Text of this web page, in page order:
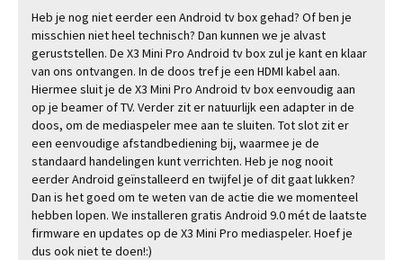
Heb je nog niet eerder een Android tv box gehad? Of ben je
misschien niet heel technisch? Dan kunnen we je alvast
geruststellen. De X3 Mini Pro Android tv box zul je kant en klaar
van ons ontvangen. In de doos tref je een HDMI kabel aan.
Hiermee sluit je de X3 Mini Pro Android tv box eenvoudig aan
op je beamer of TV. Verder zit er natuurlijk een adapter in de
doos, om de mediaspeler mee aan te sluiten. Tot slot zit er
een eenvoudige afstandbediening bij, waarmee je de
standaard handelingen kunt verrichten. Heb je nog nooit
eerder Android geïnstalleerd en twijfel je of dit gaat lukken?
Dan is het goed om te weten van de actie die we momenteel
hebben lopen. We installeren gratis Android 9.0 mét de laatste
firmware en updates op de X3 Mini Pro mediaspeler. Hoef je
dus ook niet te doen!:)